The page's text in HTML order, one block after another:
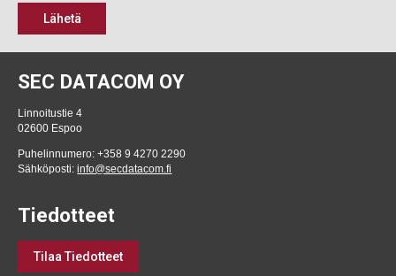
Lähetä
SEC DATACOM OY
Linnoitustie 4
02600 Espoo
Puhelinnumero: +358 9 4270 2290
Sähköposti:info@secdatacom.fi
Tiedotteet
Tilaa Tiedotteet